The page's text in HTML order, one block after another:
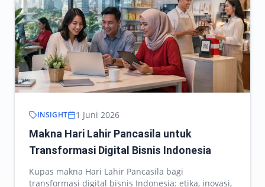
INSIGHT 1 Juni 2026
Makna Hari Lahir Pancasila untuk
Transformasi Digital Bisnis Indonesia
Kupas makna Hari Lahir Pancasila bagi
transformasi digital bisnis Indonesia: etika, inovasi,